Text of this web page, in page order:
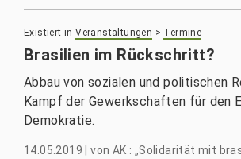
Existiert in Veranstaltungen > Termine
Brasilien im Rückschritt?
Abbau von sozialen und politischen
Kampf der Gewerkschaften für den
Demokratie.
14.05.2019 |von AK : „Solidarität mit